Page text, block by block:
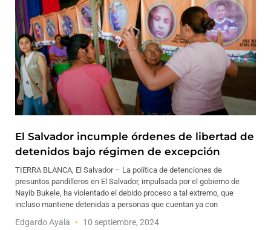
El Salvador incumple órdenes de libertad de
detenidos bajo régimen de excepción
TIERRA BLANCA, El Salvador – La política de detenciones de
presuntos pandilleros en El Salvador, impulsada por el gobierno de
Nayib Bukele, ha violentado el debido proceso a tal extremo, que
incluso mantiene detenidas a personas que cuentan ya con
Edgardo Ayala 10 septiembre, 2024